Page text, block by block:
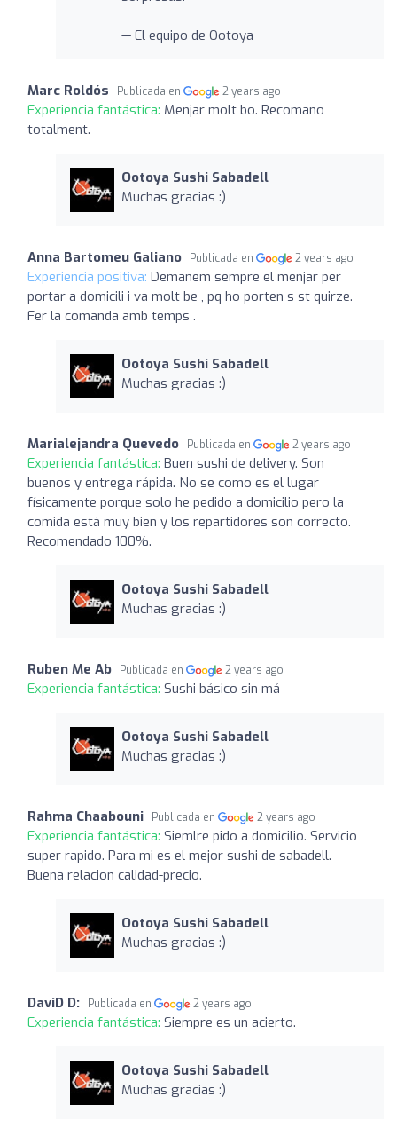
— El equipo de Ootoya
Marc Roldós Publicada en 2 years ago
Experiencia fantástica: Menjar molt bo. Recomano
totalment.
Ootoya Sushi Sabadell
Muchas gracias :)
Anna Bartomeu Galiano Publicada en 2 years ago
Experiencia positiva: Demanem sempre el menjar per
portar a domicili i va molt be , pq ho porten s st quirze.
Fer la comanda amb temps .
Ootoya Sushi Sabadell
Muchas gracias :)
Marialejandra Quevedo Publicada en 2 years ago
Experiencia fantástica: Buen sushi de delivery. Son
buenos y entrega rápida. No se como es el lugar
físicamente porque solo he pedido a domicilio pero la
comida está muy bien y los repartidores son correcto.
Recomendado 100%.
Ootoya Sushi Sabadell
Muchas gracias :)
Ruben Me Ab Publicada en 2 years ago
Experiencia fantástica: Sushi básico sin má
Ootoya Sushi Sabadell
Muchas gracias :)
Rahma Chaabouni Publicada en 2 years ago
Experiencia fantástica: Siemlre pido a domicilio. Servicio
super rapido. Para mi es el mejor sushi de sabadell.
Buena relacion calidad-precio.
Ootoya Sushi Sabadell
Muchas gracias :)
DaviD D: Publicada en 2 years ago
Experiencia fantástica: Siempre es un acierto.
Ootoya Sushi Sabadell
Muchas gracias :)